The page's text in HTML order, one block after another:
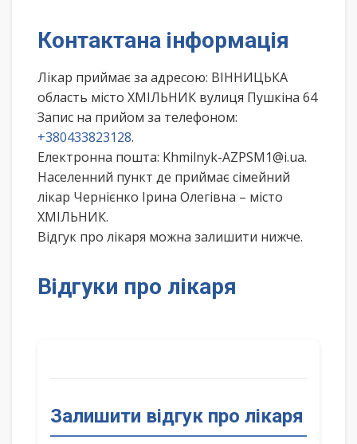
Контактана інформація
Лікар приймає за адресою: ВІННИЦЬКА
область місто ХМІЛЬНИК вулиця Пушкіна 64
Запис на прийом за телефоном:
+380433823128.
Електронна пошта: Khmilnyk-AZPSM1@i.ua.
Населенний пункт де приймає сімейний
лікар Чернієнко Ірина Олегівна – місто
ХМІЛЬНИК.
Відгук про лікаря можна залишити нижче.
Відгуки про лікаря
Залишити відгук про лікаря